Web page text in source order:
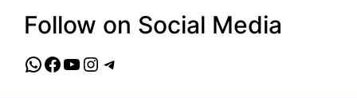
Follow on Social Media
WhatsApp
Facebook
YouTube
Instagram
Telegram